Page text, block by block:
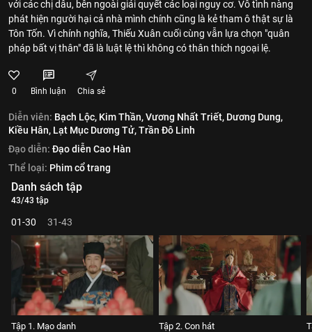
với các chị dâu, bên ngoài giải quyết các loại nguy cơ. Vô tình nàng
phát hiện người hại cả nhà mình chính cũng là kẻ tham ô thật sự là
Tôn Tốn. Vì chính nghĩa, Thiếu Xuân cuối cùng vẫn lựa chọn "quân
pháp bất vị thân" đã là luật lệ thì không có thân thích ngoại lệ.
0 Bình luận Chia sẻ
Diễn viên: Bạch Lộc, Kim Thần,Vương Nhất Triết, Dương Dung,
Kiều Hân, Lạt Mục Dương Tử,Trần Đô Linh
Đạo diễn: Đạo diễn Cao Hàn
Thể loại: Phim cổ trang
Danh sách tập
43/43 tập
01-30 31-43
Tập 1. Mạo danh Tập 2. Con hát